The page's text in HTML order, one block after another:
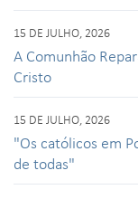
15 DE JULHO, 2026
A Comunhão
Cristo
15 DE JULHO, 2026
"Os católicos em
de todas"